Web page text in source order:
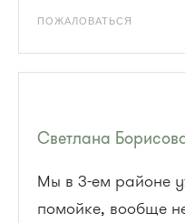
ПОЖАЛОВАТЬСЯ
Светлана
Мы в 3-ем районе
помойке, вообще